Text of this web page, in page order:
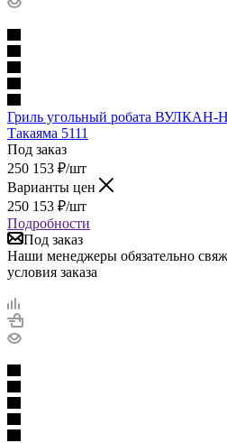
Гриль угольный робата ВУЛКАН-
Такаяма 5111
Под заказ
250 153 ₽/шт
Варианты цен
250 153 ₽/шт
Подробности
Под заказ
Наши менеджеры обязательно
условия заказа